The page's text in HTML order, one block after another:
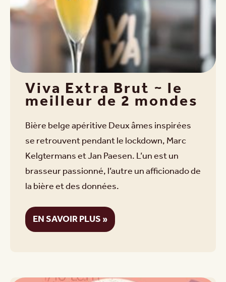
Viva Extra Brut ~ le
meilleur de 2 mondes
Bière belge apéritive Deux âmes inspirées
se retrouvent pendant le lockdown, Marc
Kelgtermans et Jan Paesen. L’un est un
brasseur passionné, l’autre un afficionado de
la bière et des données.
EN SAVOIR PLUS »